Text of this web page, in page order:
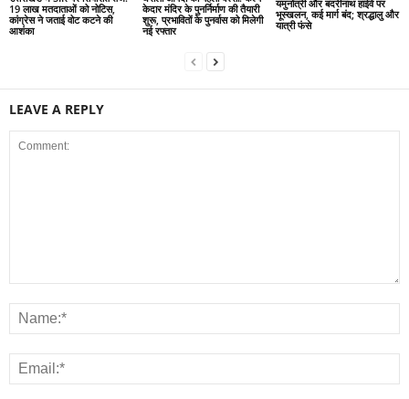
19 लाख मतदाताओं को नोटिस,
कांग्रेस ने जताई वोट कटने की
आशंका
केदार मंदिर के पुनर्निर्माण की तैयारी
शुरू, प्रभावितों के पुनर्वास को मिलेगी
नई रफ्तार
यमुनोत्री और बदरीनाथ हाईवे पर
भूस्खलन, कई मार्ग बंद; श्रद्धालु और
यात्री फंसे
LEAVE A REPLY